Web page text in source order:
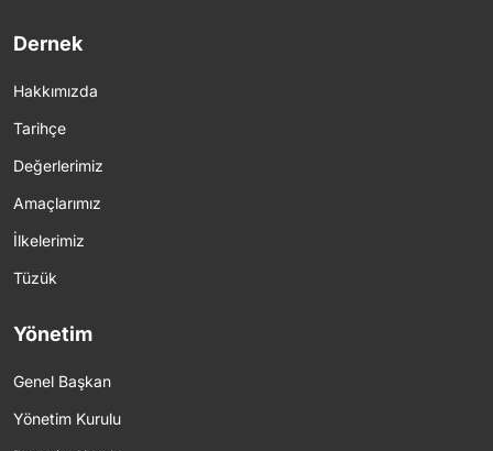
Dernek
Hakkımızda
Tarihçe
Değerlerimiz
Amaçlarımız
İlkelerimiz
Tüzük
Yönetim
Genel Başkan
Yönetim Kurulu